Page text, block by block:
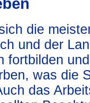
die
und der
fortbilden
was die
das